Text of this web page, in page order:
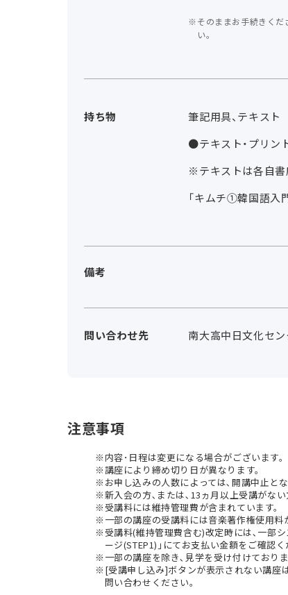
そのままお手続きく
い。
持ち物
筆記用具、テキスト
●テキスト・プリン
※テキストは各自書
「キムチ①韓国語
備考
問い合わせ先 南大高中日文化セ
注意事項
内容･日程は変更になる場合がございます
講座により締め切り日が異なります。
お申し込みの人数によっては､開講中止と
新入会の方､または､13ヵ月以上受講がな
受講料には維持管理費が含まれています。
一部の講座の受講料には音楽著作権使用料
受講料(維持管理費含む)改定時には､一部
ージ(STEP1)｣にてお支払い金額をご確認く
一部の講座を除き､見学を受け付けておりま
[受講申し込み]ボタンが表示されない講座
問い合わせください。